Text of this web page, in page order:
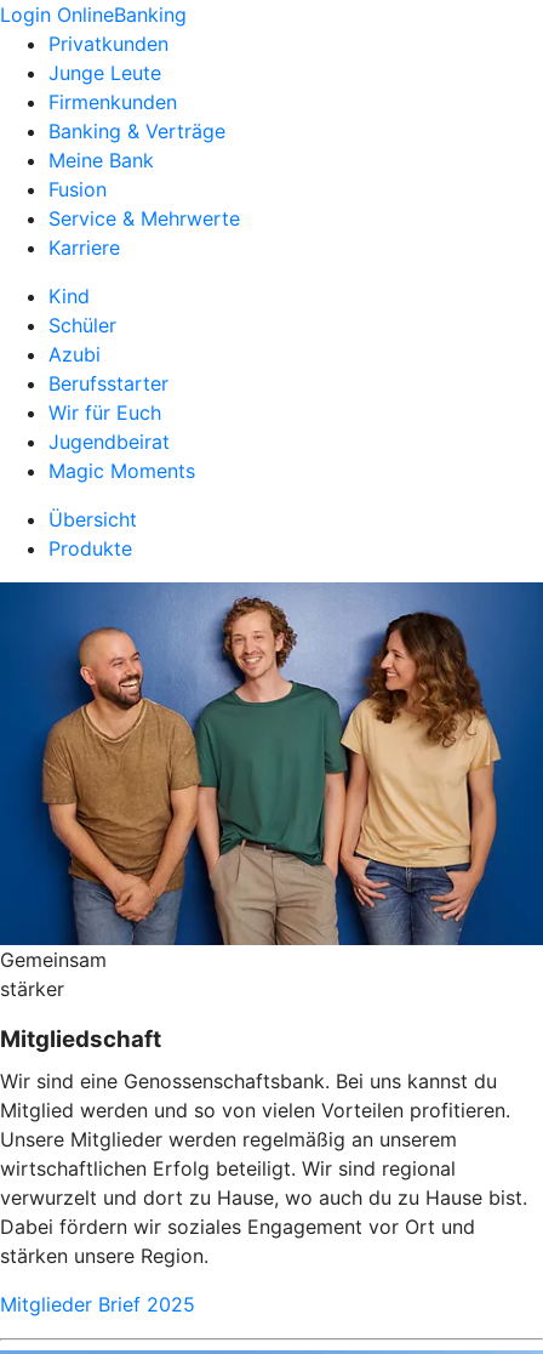
Login OnlineBanking
Privatkunden
Junge Leute
Firmenkunden
Banking & Verträge
Meine Bank
Fusion
Service & Mehrwerte
Karriere
Kind
Schüler
Azubi
Berufsstarter
Wir für Euch
Jugendbeirat
Magic Moments
Übersicht
Produkte
Gemeinsam
stärker
Mitgliedschaft
Wir sind eine Genossenschaftsbank. Bei uns kannst du
Mitglied werden und so von vielen Vorteilen profitieren.
Unsere Mitglieder werden regelmäßig an unserem
wirtschaftlichen Erfolg beteiligt. Wir sind regional
verwurzelt und dort zu Hause, wo auch du zu Hause bist.
Dabei fördern wir soziales Engagement vor Ort und
stärken unsere Region.
Mitglieder Brief 2025